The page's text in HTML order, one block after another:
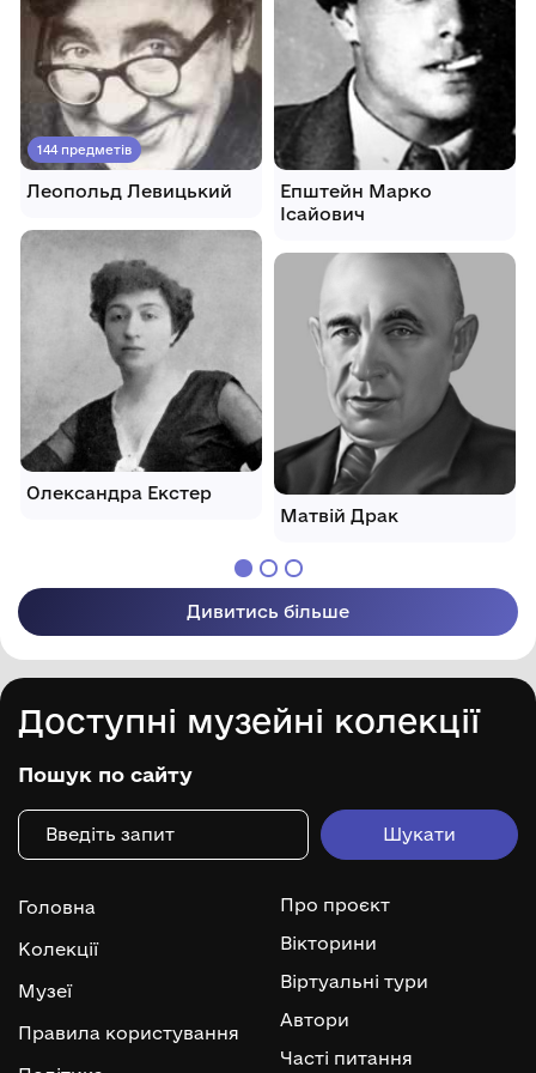
144 предметів
Леопольд Левицький
Олександра Екстер
Епштейн Марко
Ісайович
Матвій Драк
Дивитись більше
Доступні музейні колекції
Пошук по сайту
Головна
Колекції
Музеї
Правила користування
Про проєкт
Вікторини
Віртуальні тури
Автори
Часті питання